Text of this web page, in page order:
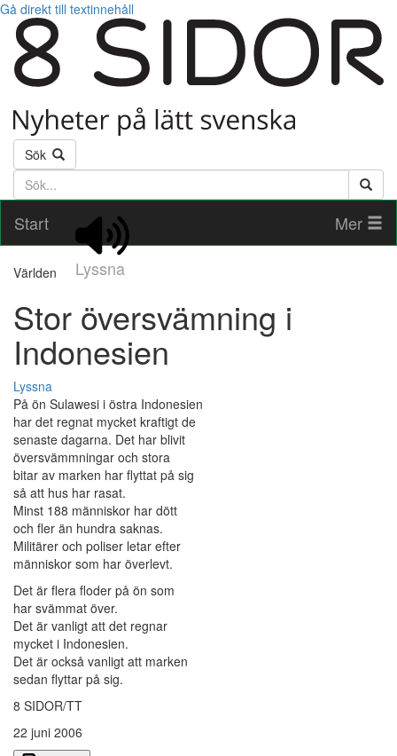
Gå direkt till textinnehåll
Sök
Söktext
Start
Lyssna
Mer
Världen
Stor översvämning i
Indonesien
Lyssna
På ön Sulawesi i östra Indonesien
har det regnat mycket kraftigt de
senaste dagarna. Det har blivit
översvämmningar och stora
bitar av marken har flyttat på sig
så att hus har rasat.
Minst 188 människor har dött
och fler än hundra saknas.
Militärer och poliser letar efter
människor som har överlevt.
Det är flera floder på ön som
har svämmat över.
Det är vanligt att det regnar
mycket i Indonesien.
Det är också vanligt att marken
sedan flyttar på sig.
8 SIDOR/TT
22 juni 2006